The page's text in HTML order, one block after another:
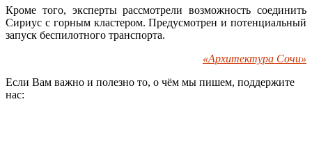
Кроме того, эксперты рассмотрели возможность соединить
Сириус с горным кластером. Предусмотрен и потенциальный
запуск беспилотного транспорта.
«Архитектура Сочи»
Если Вам важно и полезно то, о чём мы пишем, поддержите
нас: